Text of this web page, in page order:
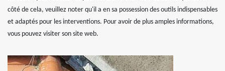
côté de cela, veuillez noter qu'il a en sa possession des outils indispensables
et adaptés pour les interventions. Pour avoir de plus amples informations,
vous pouvez visiter son site web.